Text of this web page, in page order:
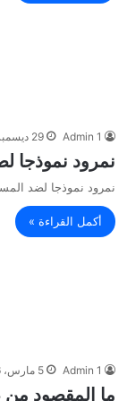
Admin 1 29 ديسمبر، 2022
نمرود نموذجا
نمرود نموذجا لضد
أكمل القراءة »
Admin 1 5 مارس، 2016
ما المقصود